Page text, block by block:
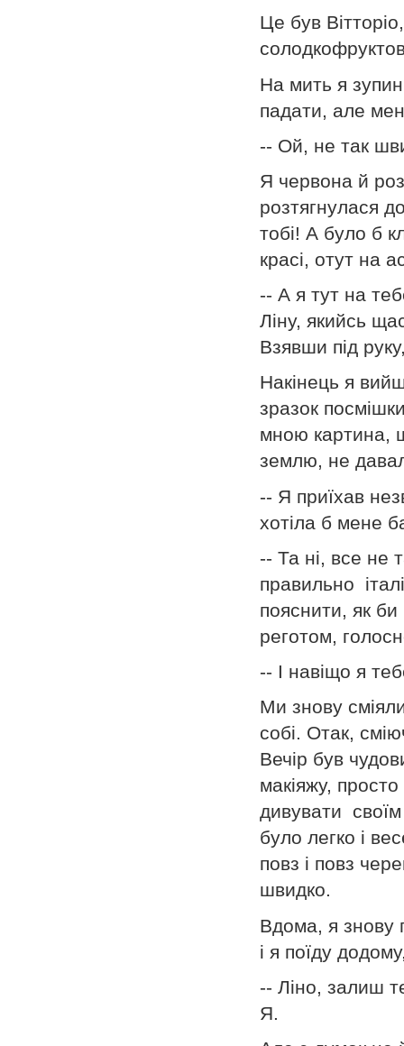
Це був
На мить я
падати, але
-- Ой, не так
Я червона й
розтягнулася
тобі! А було б
красі, отут на
-- А я тут на
Ліну, якийсь
Взявши під
Накінець я
зразок
мною картина,
землю, не
-- Я приїхав
хотіла б мене
-- Та ні, все не
правильно
пояснити, як би
реготом,
-- І навіщо я
Ми знову
собі. Отак,
Вечір був
макіяжу,
дивувати
було легко і
повз і повз
швидко.
Вдома, я знову
і я поїду
-- Ліно, залиш
Я.